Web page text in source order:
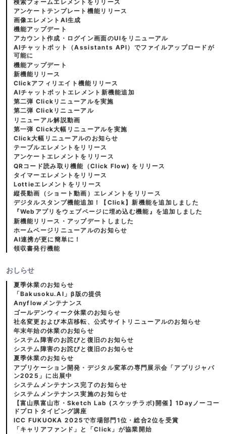
検索フォームエレメントをリリース
アンケートテンプレート機能リリース
画像エレメントAI生成
機能アップデート
アカウント作成・ログイン画面のUIをリニューアル
AIチャットボット（Assistants API）でファイルアップロードが
可能に
機能アップデート
新機能リリース
Clickアフィリエイト機能リリース
AIチャットボットエレメント新機能追加
第二弾 Clickリニューアルを実施
第二弾 Clickリニューアル
リニューアル解説動画
第一弾 Click大幅リニューアルを実施
Click大幅リニューアルのお知らせ
テーブルエレメントをリリース
アンケートエレメントをリリース
QRコード読み取り機能（Click Flow) をリリース
タイマーエレメントをリリース
Lottieエレメントをリリース
縦長動画（ショート動画）エレメントをリリース
デジタルスタンプ機能追加！【Click】新機能を追加しました
『Webアプリをウェブページに埋め込む機能』を追加しました
新機能リリース・アップデートしました
ホームページリニューアルのお知らせ
AI連携が更に簡単に！
領収書発行機能
おしらせ
夏季休業のお知らせ
「Bakusoku.AI」β版の提供
Anyflowメンテナンス
ゴールデンウィーク休業のお知らせ
社名変更および本店移転、公式サイトリニューアルのお知らせ
年末年始の休業のお知らせ
システム障害のお詫びと復旧のお知らせ
システム障害のお詫びと復旧のお知らせ
夏季休業のお知らせ
アプリケーション開発・デジタル変革の専門展示会「アプリジャパ
ン2025」に出展中
システムメンテナンス完了のお知らせ
システムメンテナンス実施のお知らせ
【富山県富山市・Sketch Lab (スケッチラボ)開催】1Dayノーコー
ドプロトタイピング講座
ICC FUKUOKA 2025で市場部門1位・総合2位を受賞
「キャリアファンド」と「Click」が協業開始